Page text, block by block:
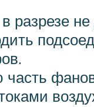
разрезе